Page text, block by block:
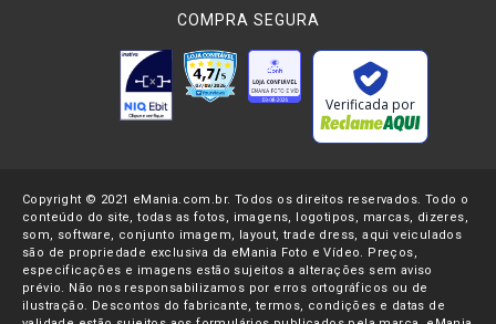
COMPRA SEGURA
Verificada por
Copyright © 2021 eMania.com.br. Todos os direitos reservados. Todo o
conteúdo do site, todas as fotos, imagens, logotipos, marcas, dizeres,
som, software, conjunto imagem, layout, trade dress, aqui veiculados
são de propriedade exclusiva da eMania Foto e Vídeo. Preços,
especificações e imagens estão sujeitos a alterações sem aviso
prévio. Não nos responsabilizamos por erros ortográficos ou de
ilustração. Descontos do fabricante, termos, condições e datas de